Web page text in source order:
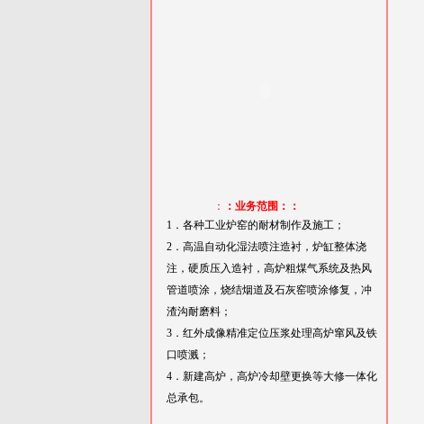
：
：业务范围：：
1．各种工业炉窑的耐材制作及施工；
2．高温自动化湿法喷注造衬，炉缸整体浇
注，硬质压入造衬，高炉粗煤气系统及热风
管道喷涂，烧结烟道及石灰窑喷涂修复，冲
渣沟耐磨料；
3．红外成像精准定位压浆处理高炉窜风及铁
口喷溅；
4．新建高炉，高炉冷却壁更换等大修一体化
总承包。